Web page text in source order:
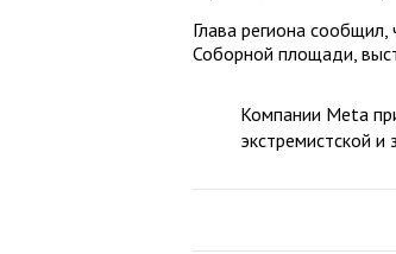
Глава региона
Соборной площади,
Компании Meta
экстремистской